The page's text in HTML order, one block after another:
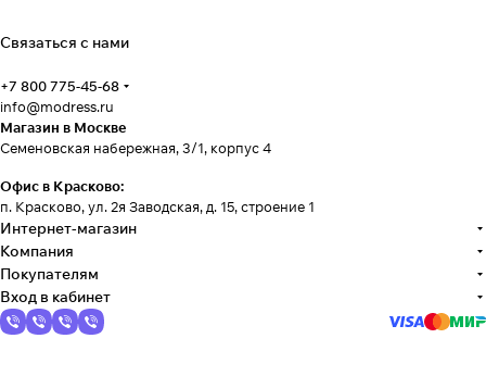
Связаться с нами
+7 800 775-45-68
info@modress.ru
Магазин в Москве
Семеновская набережная, 3/1, корпус 4
Офис в Красково:
п. Красково, ул. 2я Заводская, д. 15, строение 1
Интернет-магазин
Компания
Покупателям
Вход в кабинет